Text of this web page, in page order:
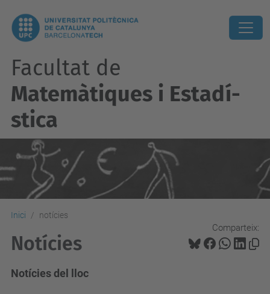
Facultat de
Matemàtiques i Estadí­
stica
Inici notícies
Comparteix:
Notícies
Notícies del lloc